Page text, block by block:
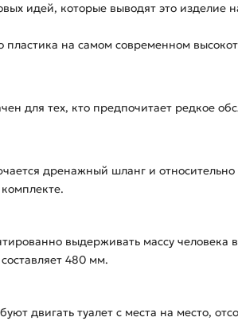
идей, которые выводят это изделие
пластика на самом современном
для тех, кто предпочитает редкое
дренажный шланг и относительно
выдерживать массу человека
480 мм.
двигать туалет с места на место,